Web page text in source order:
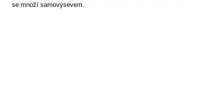
se množí samovýsevem.